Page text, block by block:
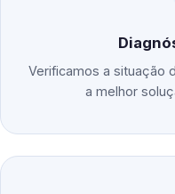
Verificamos a situação
a melhor